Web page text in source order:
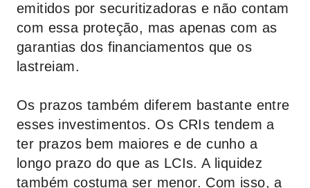
emitidos por securitizadoras e não contam
com essa proteção, mas apenas com as
garantias dos financiamentos que os
lastreiam.
Os prazos também diferem bastante entre
esses investimentos. Os CRIs tendem a
ter prazos bem maiores e de cunho a
longo prazo do que as LCIs. A liquidez
também costuma ser menor. Com isso, a